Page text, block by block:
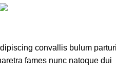
convallis bulum
fames nunc natoque dui.